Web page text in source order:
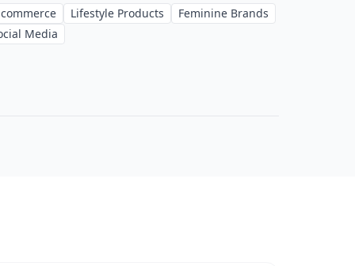
commerce
Lifestyle Products
Feminine Brands
Media